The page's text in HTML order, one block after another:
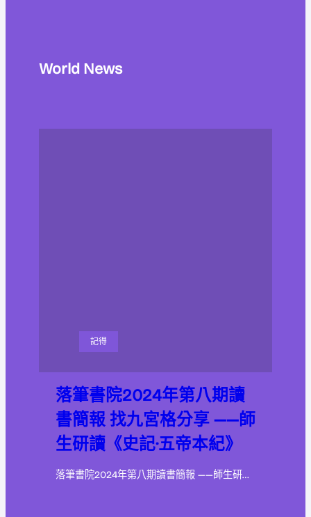
World News
記得
落筆書院2024年第八期讀
書簡報 找九宮格分享 ——師
生研讀《史記·五帝本紀》
落筆書院2024年第八期讀書簡報 ——師生研…